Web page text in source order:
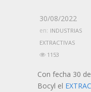
30/08/2022
en: INDUSTRIAS
EXTRACTIVAS
1153
Con fecha 30
Bocyl el